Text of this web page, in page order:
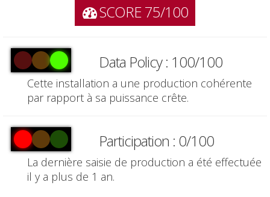
SCORE 75/100
Data Policy : 100/100
Cette installation a une production cohérente
par rapport à sa puissance crête.
Participation : 0/100
La dernière saisie de production a été effectuée
il y a plus de 1 an.